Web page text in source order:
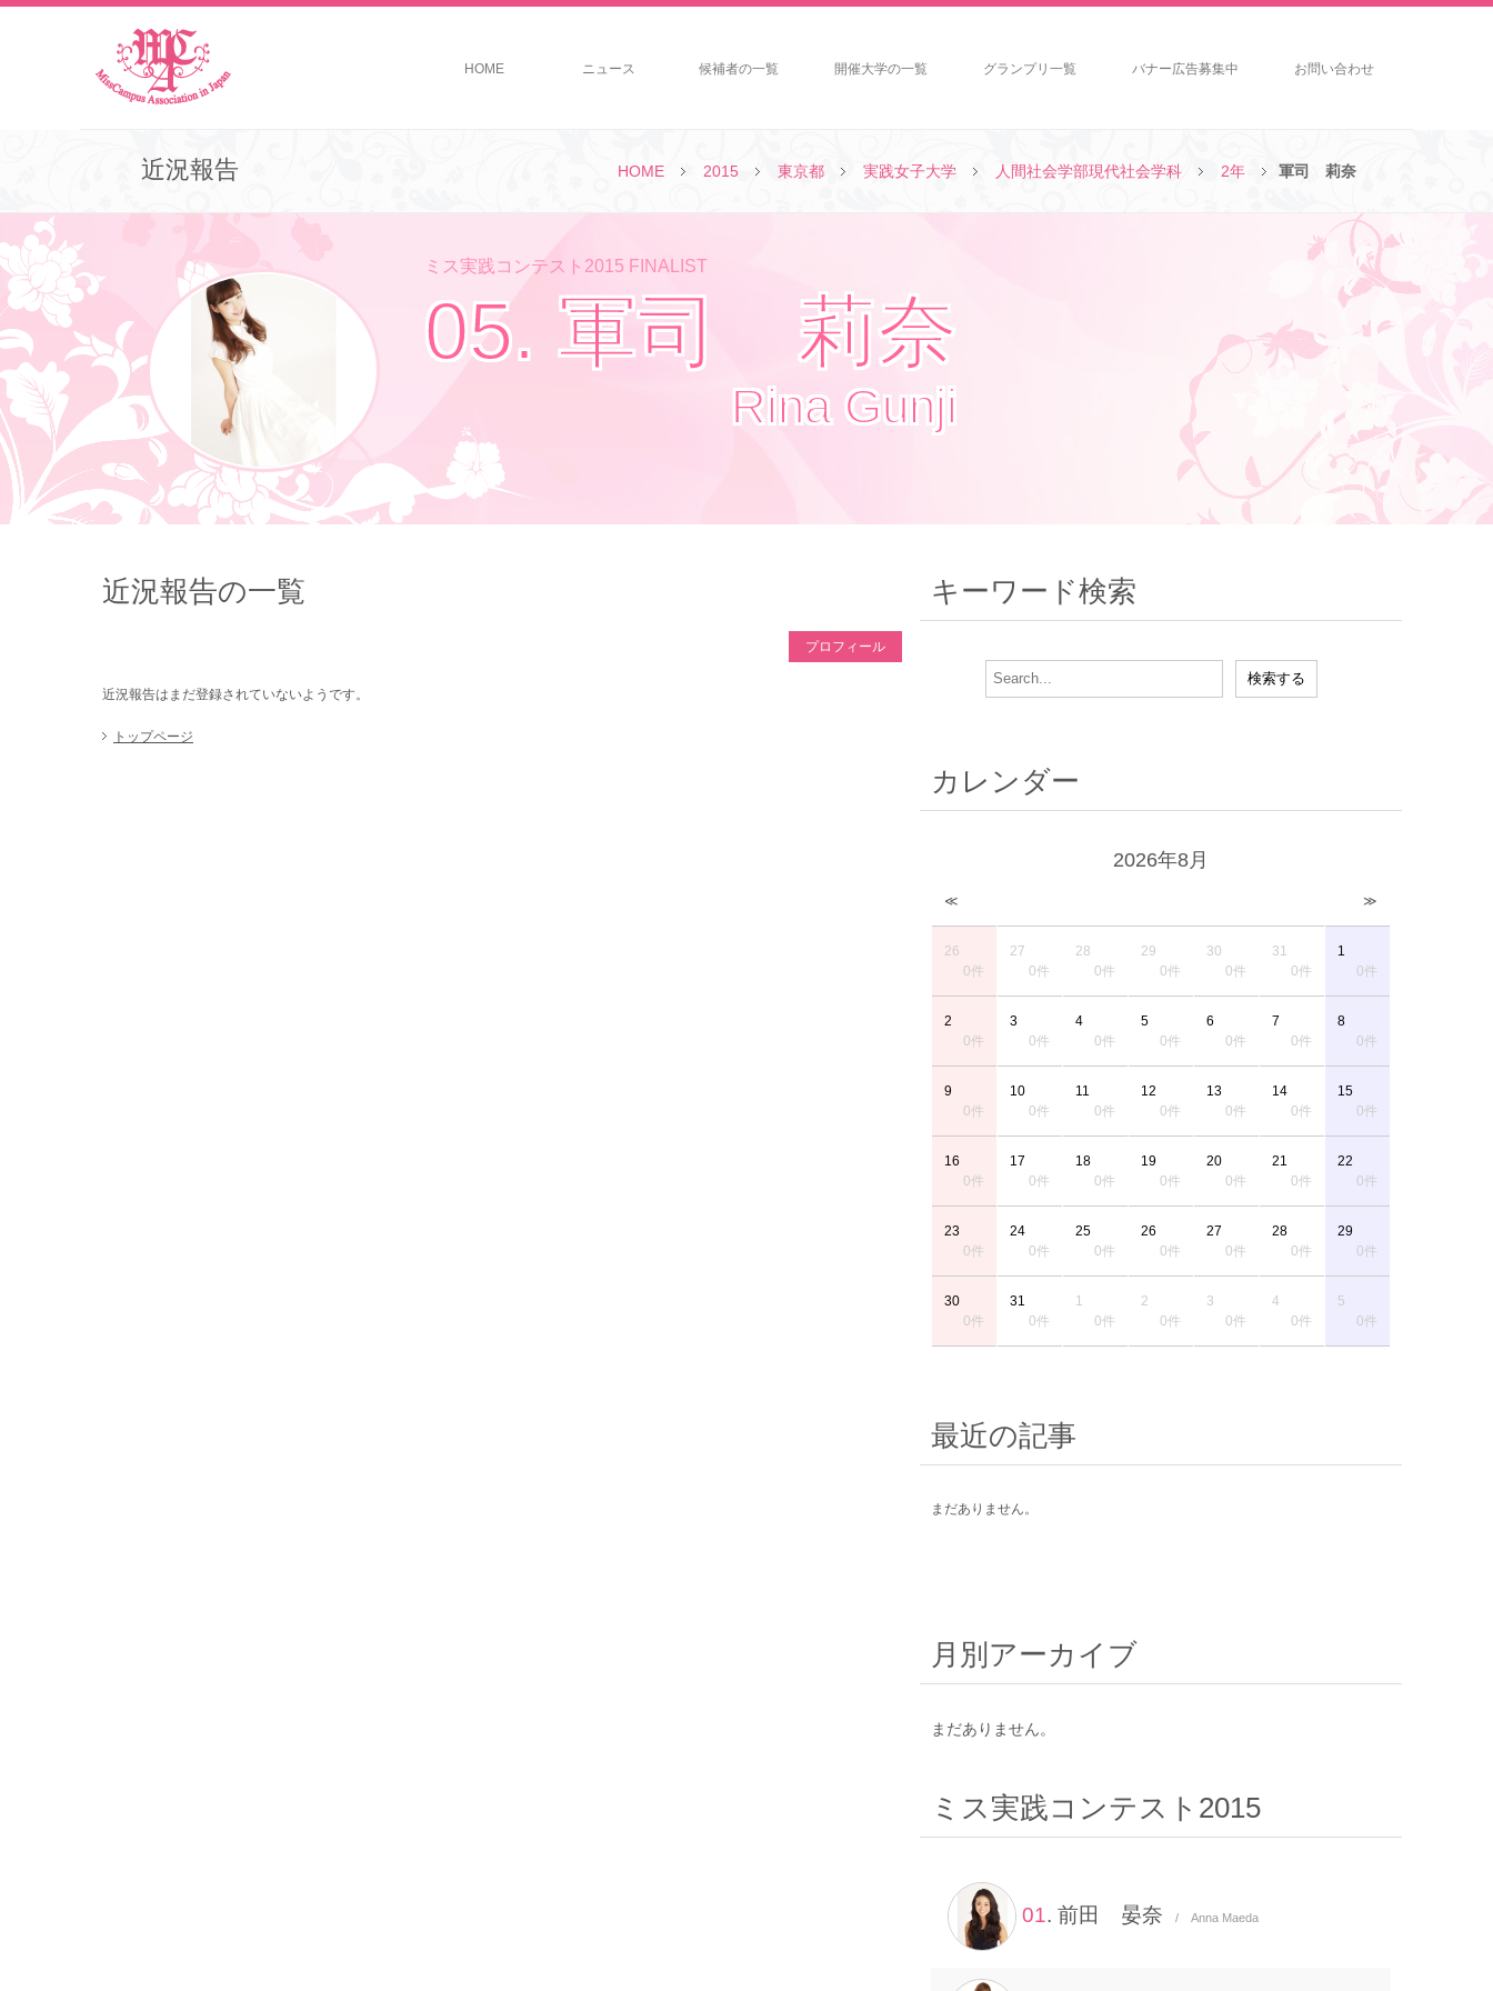
HOME ニュース 候補者の一覧 開催大学の一覧 グランプリ一覧 バナー広告募集中 お問い合わせ
HOME 2015 東京都 実践女子大学 人間社会学部現代社会学科 2年 軍司 莉奈
近況報告
ミス実践コンテスト2015 FINALIST
05. 軍司 莉奈
Rina Gunji
近況報告の一覧
プロフィール
近況報告はまだ登録されていないようです。
トップページ
キーワード検索
カレンダー
2026年8月
≪ ≫
26
0件
27
0件
28
0件
29
0件
30
0件
31
0件
1
0件
2
0件
3
0件
4
0件
5
0件
6
0件
7
0件
8
0件
9
0件
10
0件
11
0件
12
0件
13
0件
14
0件
15
0件
16
0件
17
0件
18
0件
19
0件
20
0件
21
0件
22
0件
23
0件
24
0件
25
0件
26
0件
27
0件
28
0件
29
0件
30
0件
31
0件
1
0件
2
0件
3
0件
4
0件
5
0件
最近の記事
まだありません。
月別アーカイブ
まだありません。
ミス実践コンテスト2015
01. 前田 晏奈 / Anna Maeda